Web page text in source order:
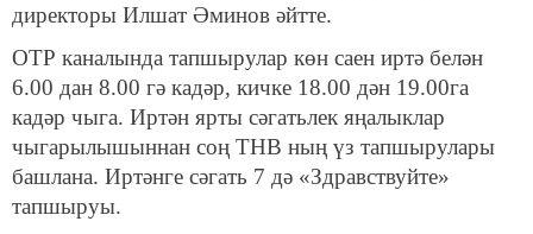
директоры Илшат Әминов әйтте.
ОТР каналында тапшырулар көн саен иртә белән
6.00 дан 8.00 гә кадәр, кичке 18.00 дән 19.00га
кадәр чыга. Иртән ярты сәгатьлек яңалыклар
чыгарылышыннан соң ТНВ ның үз тапшырулары
башлана. Иртәнге сәгать 7 дә «Здравствуйте»
тапшыруы.